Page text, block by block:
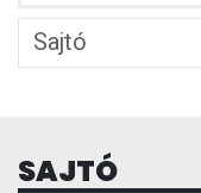
Sajtó
SAJTÓ